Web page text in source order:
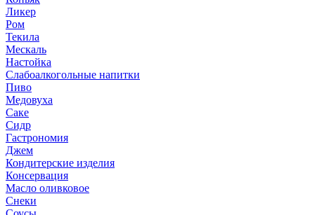
Ликер
Ром
Текила
Мескаль
Настойка
Слабоалкогольные напитки
Пиво
Медовуха
Саке
Сидр
Гастрономия
Джем
Кондитерские изделия
Консервация
Масло оливковое
Снеки